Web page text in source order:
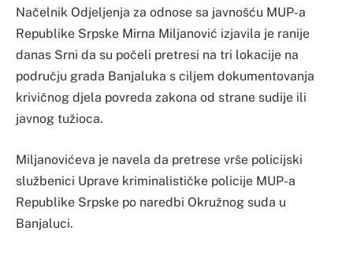
Načelnik Odjeljenja za odnose sa javnošću MUP-a
Republike Srpske Mirna Miljanović izjavila je ranije
danas Srni da su počeli pretresi na tri lokacije na
području grada Banjaluka s ciljem dokumentovanja
krivičnog djela povreda zakona od strane sudije ili
javnog tužioca.
Miljanovićeva je navela da pretrese vrše policijski
službenici Uprave kriminalističke policije MUP-a
Republike Srpske po naredbi Okružnog suda u
Banjaluci.